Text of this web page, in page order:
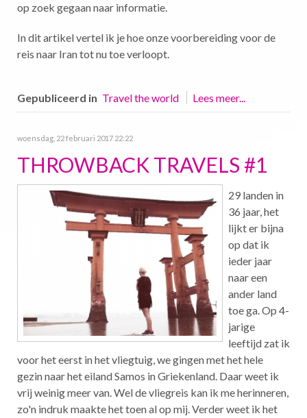
op zoek gegaan naar informatie.
In dit artikel vertel ik je hoe onze voorbereiding voor de
reis naar Iran tot nu toe verloopt.
Gepubliceerd in Travel the world Lees meer...
woensdag, 22 februari 2017 22:22
THROWBACK TRAVELS #1
29 landen in
36 jaar, het
lijkt er bijna
op dat ik
ieder jaar
naar een
ander land
toe ga. Op 4-
jarige
leeftijd zat ik
voor het eerst in het vliegtuig, we gingen met het hele
gezin naar het eiland Samos in Griekenland. Daar weet ik
vrij weinig meer van. Wel de vliegreis kan ik me herinneren,
zo'n indruk maakte het toen al op mij. Verder weet ik het